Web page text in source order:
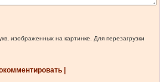
изображенных на картинке. Для перезагрузки
|